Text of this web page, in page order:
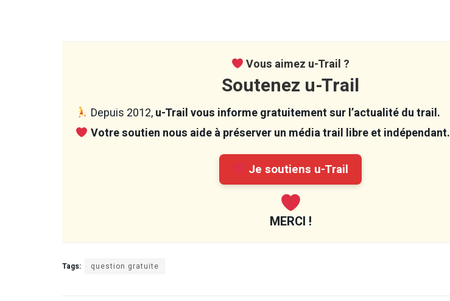
Vous aimez u-Trail ?
Soutenez u-Trail
Depuis 2012,u-Trail vous informe gratuitement sur l’actualité du trail.
Votre soutien nous aide à préserver un média trail libre et indépendant.
Je soutiens u-Trail
MERCI !
Tags: question gratuite